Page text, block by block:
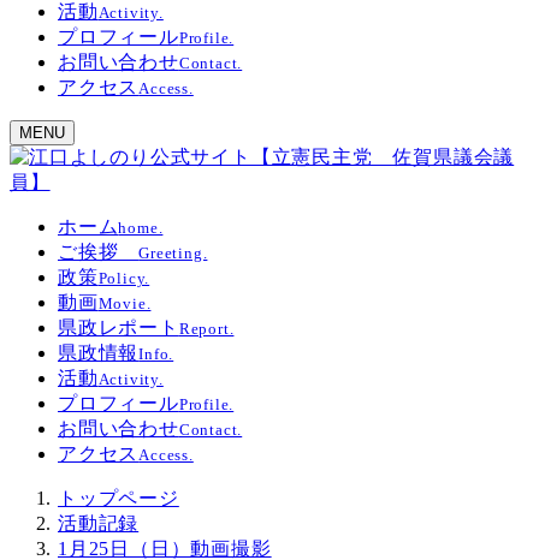
活動Activity.
プロフィールProfile.
お問い合わせContact.
アクセス Access.
MENU
ホームhome.
ご挨拶Greeting.
政策Policy.
動画Movie.
県政レポート Report.
県政情報Info.
活動Activity.
プロフィールProfile.
お問い合わせContact.
アクセス Access.
トップページ
活動記録
1月25日（日）動画撮影